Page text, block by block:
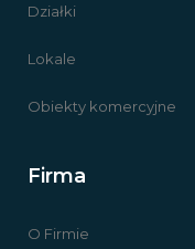
Działki
Lokale
Obiekty komercyjne
Firma
O Firmie